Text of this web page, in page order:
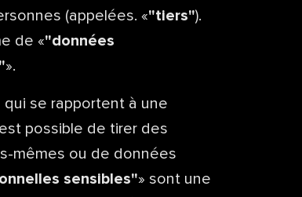
(appelées. «"tiers").
de «"données
».
se rapportent à une
possible de tirer des
mêmes ou de données
sensibles"» sont une